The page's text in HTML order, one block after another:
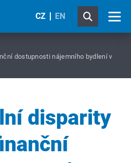
CZ EN
dostupnosti nájemního bydlení v
disparity